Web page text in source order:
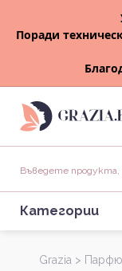
Поради
Категории
Grazia >